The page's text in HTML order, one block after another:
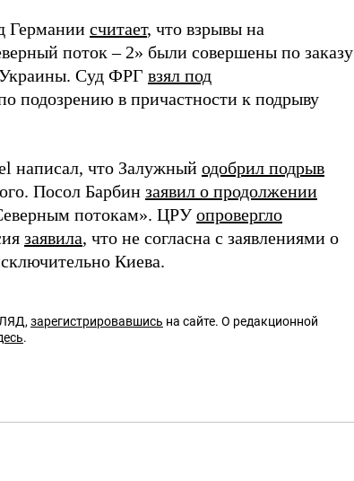
Германии считает, что взрывы на
поток – 2» были совершены по заказу
Украины. Суд ФРГ взял под
подозрению в причастности к подрыву
написал, что Залужный одобрил подрыв
Посол Барбин заявил о продолжении
потокам». ЦРУ опровергло
заявила, что не согласна с заявлениями о
Киева.
зарегистрировавшись на сайте. О редакционной
.